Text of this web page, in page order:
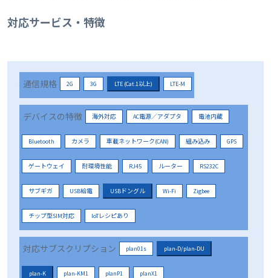
対応サービス・特徴
通信規格 2G 3G LTE (Cat.1以上) LTE-M
デバイスの特徴 海外対応 AC電源／アダプタ 電池内蔵
Bluetooth カメラ 車載ネットワーク(CAN) 組み込み GPS
ゲートウェイ 耐環境性能 RJ45 ルーター RS232C
サブギガ USB給電 USBドングル Wi-Fi Zigbee
チップ型SIM対応 IoTレシピあり
対応サブスクリプション plan01s plan-D/plan-DU
plan-K plan-KM1 planP1 planX1